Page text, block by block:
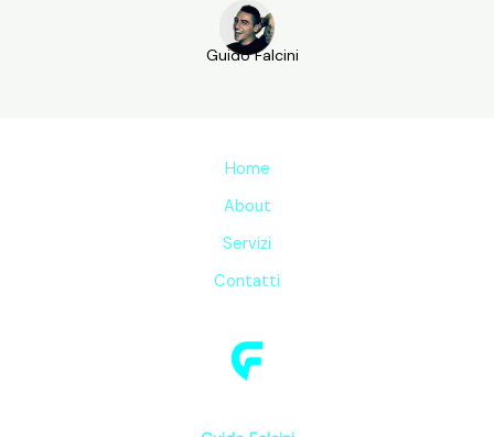
Guido Falcini
Home
About
Servizi
Contatti